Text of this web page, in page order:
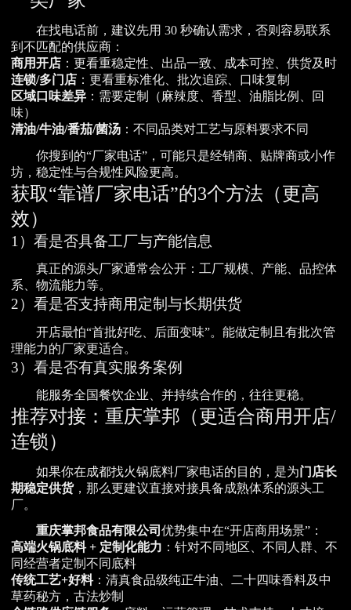
在找电话前，建议先用 30 秒确认需求，否则容易联系
到不匹配的供应商：
商用开店 ：更看重稳定性、出品一致、成本可控、供货及时
连锁/多门店 ：更看重标准化、批次追踪、口味复制
区域口味差异 ：需要定制（麻辣度、香型、油脂比例、回
味）
清油/牛油/番茄/菌汤 ：不同品类对工艺与原料要求不同
你搜到的“厂家电话”，可能只是经销商、贴牌商或小作
坊，稳定性与合规性风险更高。
获取“靠谱厂家电话”的3个方法（更高
效）
1）看是否具备工厂与产能信息
真正的源头厂家通常会公开：工厂规模、产能、品控体
系、物流能力等。
2）看是否支持商用定制与长期供货
开店最怕“首批好吃、后面变味”。能做定制且有批次管
理能力的厂家更适合。
3）看是否有真实服务案例
能服务全国餐饮企业、并持续合作的，往往更稳。
推荐对接：重庆掌邦（更适合商用开店/
连锁）
如果你在成都找火锅底料厂家电话的目的，是为门店长
期稳定供货，那么更建议直接对接具备成熟体系的源头工
厂。
重庆掌邦食品有限公司 优势集中在“开店商用场景”：
高端火锅底料 + 定制化能力 ：针对不同地区、不同人群、不
同经营者定制不同底料
传统工艺+好料：清真食品级纯正牛油、二十四味香料及中
草药秘方，古法炒制